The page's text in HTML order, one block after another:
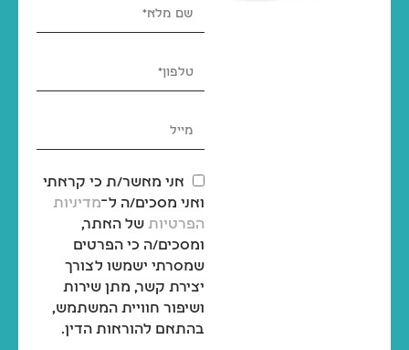
אני מאשר/ת כי קראתי
ואני מסכים/ה ל־מדיניות
הפרטיות של האתר,
ומסכים/ה כי הפרטים
שמסרתי ישמשו לצורך
יצירת קשר, מתן שירות
ושיפור חוויית המשתמש,
בהתאם להוראות הדין.